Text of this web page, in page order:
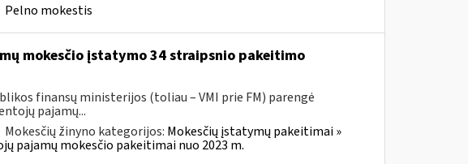
Pelno mokestis
mokesčio įstatymo 34 straipsnio pakeitimo
finansų ministerijos (toliau – VMI prie FM) parengė
pajamų...
Mokesčių žinyno kategorijos: Mokesčių įstatymų pakeitimai »
pajamų mokesčio pakeitimai nuo 2023 m.